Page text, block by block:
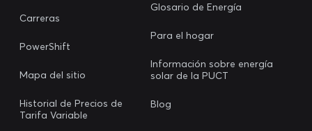
Carreras
PowerShift
Mapa del sitio
Historial de Precios de
Tarifa Variable
Glosario de Energía
Para el hogar
Información sobre energía
solar de la PUCT
Blog